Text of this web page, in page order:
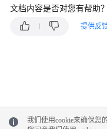
支
持
限
文档内容是否对您有帮助？
提供反
我们使用cookie来确保您